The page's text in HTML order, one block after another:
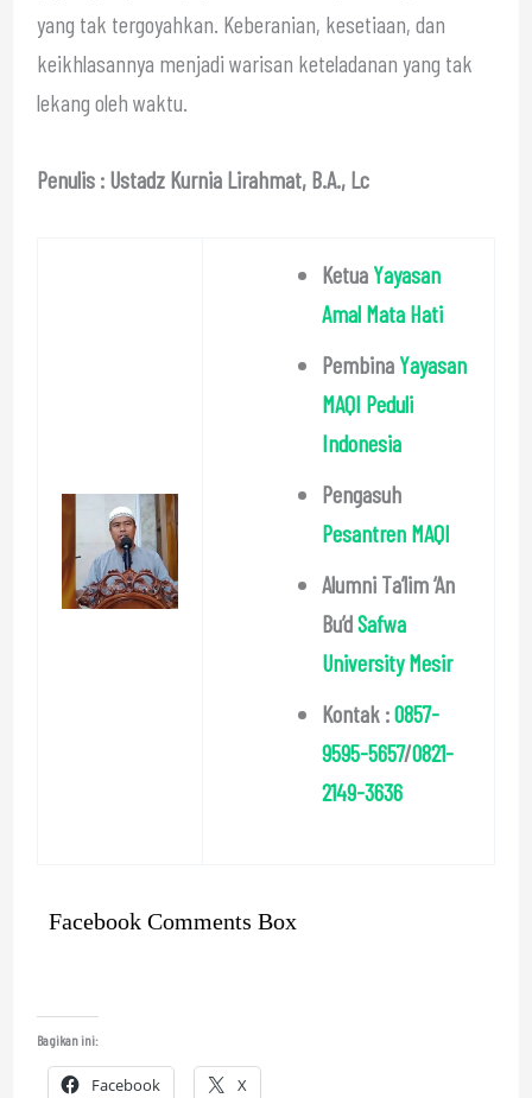
yang tak tergoyahkan. Keberanian, kesetiaan, dan
keikhlasannya menjadi warisan keteladanan yang tak
lekang oleh waktu.
Penulis : Ustadz Kurnia Lirahmat, B.A., Lc
Ketua Yayasan
Amal Mata Hati
Pembina Yayasan
MAQI Peduli
Indonesia
Pengasuh
Pesantren MAQI
Alumni Ta’lim ‘An
Bu’dSafwa
University Mesir
Kontak :0857-
9595-5657/0821-
2149-3636
Facebook Comments Box
Bagikan ini:
Facebook X